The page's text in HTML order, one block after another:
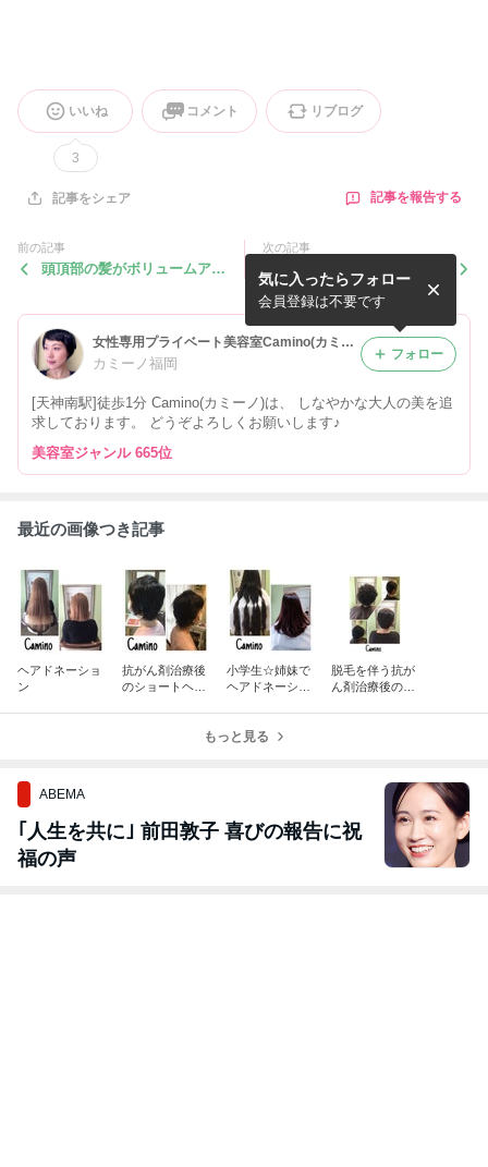
いいね
3
コメント リブログ
記事をシェア 記事を報告する
前の記事
頭頂部の髪がボリュームアッ
次の記事
女性専用プライベート美容室Camino(カミーノ)
カミーノ福岡
[天神南駅]徒歩1分 Camino(カミーノ)は、 しなやかな大人の美を追
求しております。 どうぞよろしくお願いします♪
気に入ったらフォロー
会員登録は不要です
フォロー
美容室ジャンル 665位
最近の画像つき記事
ヘアドネーショ
ン
抗がん剤治療後
のショートヘア
小学生☆姉妹で
ヘアドネーショ
脱毛を伴う抗が
ん剤治療後のヘ
もっと見る
ABEMA
｢人生を共に｣ 前田敦子 喜びの報告に祝
福の声